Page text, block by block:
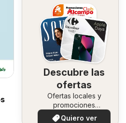
Descubre las
ofertas
Ofertas locales y
promociones
especiales.
Quiero ver